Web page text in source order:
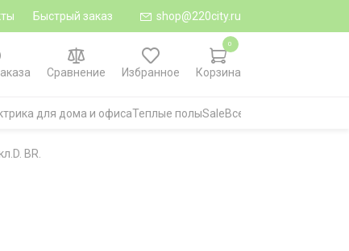
Быстрый заказ shop@220city.ru
Сравнение Избранное Корзина
0
для дома и офисаТеплые полыSaleВсе категории
BR.